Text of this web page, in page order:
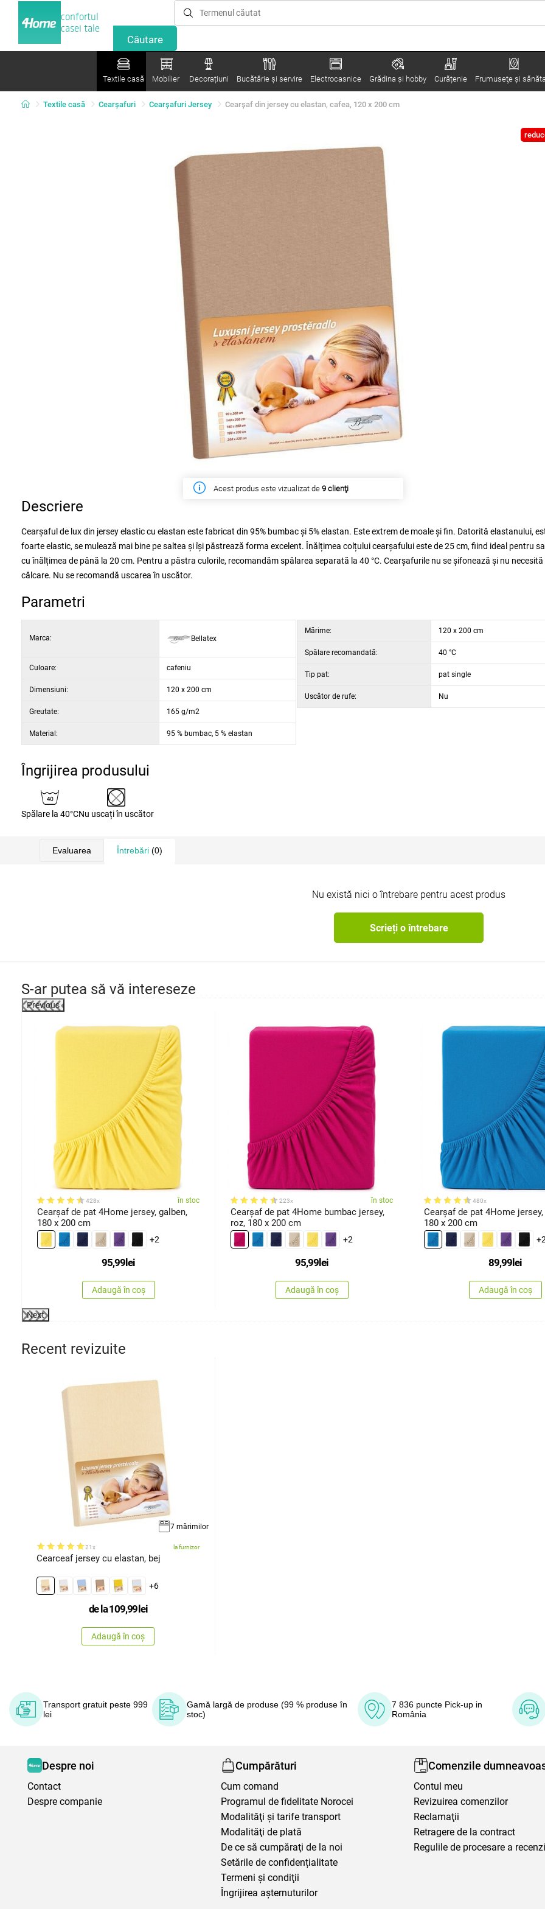
confortul
casei tale
Textile casă Mobilier Decorațiuni Bucătărie și servire Electrocasnice Grădina şi hobby Curățenie Frumuseţe şi
Textile casă Cearșafuri Cearșafuri Jersey Cearșaf din jersey cu elastan, cafea, 120 x 200 cm
În săptămâna acesta a fost cumpărat de
Descriere
Cearșaful de lux din jersey elastic cu elastan este fabricat din 95% bumbac și 5% elastan. Este extrem de moale și fin. Datorită elastanului,
foarte elastic, se mulează mai bine pe saltea și își păstrează forma excelent. Înălțimea colțului cearșafului este de 25 cm, fiind ideal pentru
cu înălțimea de până la 20 cm. Pentru a păstra culorile, recomandăm spălarea separată la 40 °C. Cearșafurile nu se șifonează și nu necesită
călcare. Nu se recomandă uscarea în uscător.
Parametri
Marca: Bellatex
Culoare: cafeniu
Dimensiuni: 120 x 200 cm
Greutate: 165 g/m2
Material: 95 % bumbac, 5 % elastan
Mărime: 120 x 200 cm
Spălare recomandată: 40 °C
Tip pat: pat single
Uscător de rufe: Nu
Îngrijirea produsului
Spălare la 40°CNu uscați în uscător
Evaluarea Întrebări (0)
Nu există nici o întrebare pentru acest produs
Scrieți o întrebare
S-ar putea să vă intereseze
Previous
428x în stoc
Cearşaf de pat 4Home jersey, galben,
180 x 200 cm
+2
95,99lei
Adaugă în coș
223x în stoc
Cearşaf de pat 4Home bumbac jersey,
roz, 180 x 200 cm
+2
95,99lei
Adaugă în coș
480x
Cearşaf de pat 4Home
180 x 200 cm
+2
89,99lei
Adaugă în coș
Next
Recent revizuite
7 mărimilor
21x la furnizor
Cearceaf jersey cu elastan, bej
+6
de la109,99lei
Adaugă în coș
Transport gratuit peste 999
lei
Gamă largă de produse (99 % produse în
stoc)
7 836 puncte Pick-up in
România
Despre noi
Contact
Despre companie
Cumpărături
Cum comand
Programul de fidelitate Norocei
Modalităţi şi tarife transport
Modalităţi de plată
De ce să cumpăraţi de la noi
Setările de confidențialitate
Termeni şi condiţii
Îngrijirea așternuturilor
Comenzile
Contul meu
Revizuirea comenzilor
Reclamaţii
Retragere de la contract
Regulile de procesare a